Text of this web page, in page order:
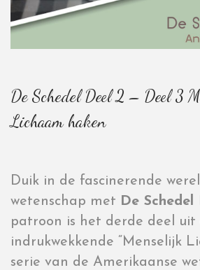
De Schedel Deel 2 – Deel 3
Lichaam haken
Duik in de fascinerende
wetenschap met De Schedel
patroon is het derde deel uit
indrukwekkende “Menselijk
serie van de Amerikaanse